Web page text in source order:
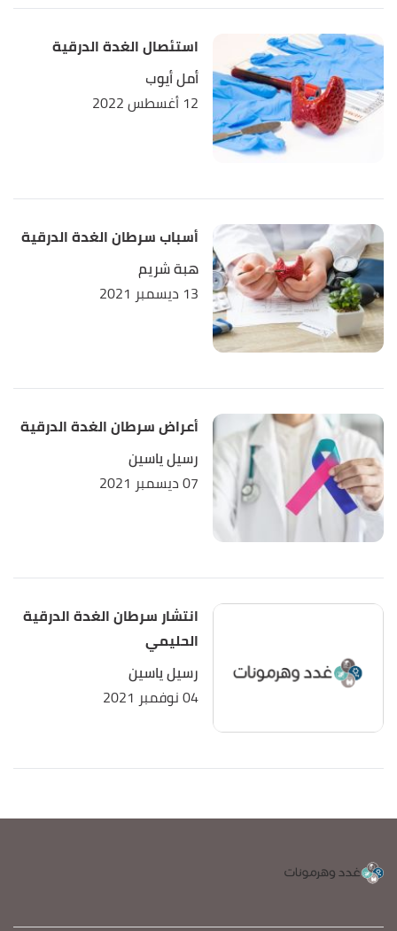
استئصال الغدة الدرقية
أمل أيوب
12 أغسطس 2022
أسباب سرطان الغدة الدرقية
هبة شريم
13 ديسمبر 2021
أعراض سرطان الغدة الدرقية
رسيل ياسين
07 ديسمبر 2021
انتشار سرطان الغدة الدرقية
الحليمي
رسيل ياسين
04 نوفمبر 2021